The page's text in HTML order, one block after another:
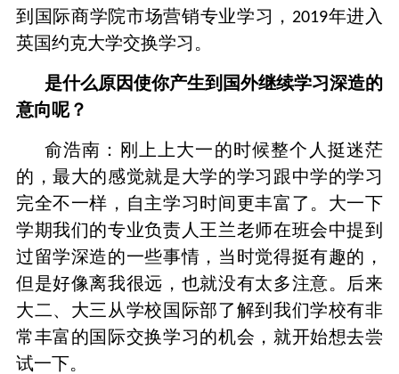
到国际商学院市场营销专业学习， 2019年进入
英国约克大学交换学习。
是什么原因使你产生到国外继续学习深造的
意向呢？
俞浩南：刚上上大一的时候整个人挺迷茫
的，最大的感觉就是大学的学习跟中学的学习
完全不一样，自主学习时间更丰富了。大一下
学期我们的专业负责人王兰老师在班会中提到
过留学深造的一些事情，当时觉得挺有趣的，
但是好像离我很远，也就没有太多注意。后来
大二、大三从学校国际部了解到我们学校有非
常丰富的国际交换学习的机会，就开始想去尝
试一下。